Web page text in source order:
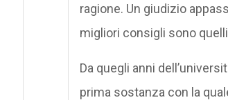
ragione. Un giudizio
migliori consigli sono
Da quegli anni
prima sostanza con la